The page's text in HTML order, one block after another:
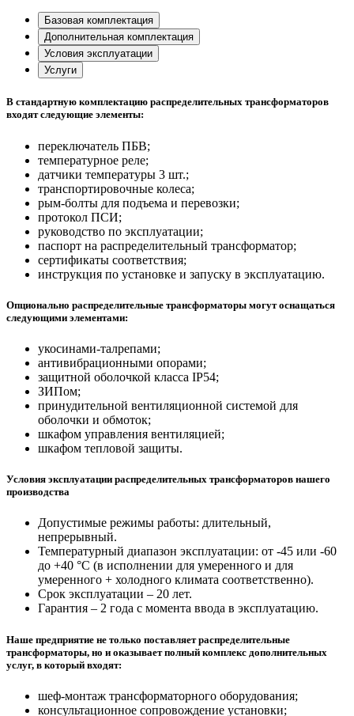
Базовая комплектация
Дополнительная комплектация
Условия эксплуатации
Услуги
В стандартную комплектацию распределительных трансформаторов
входят следующие элементы:
переключатель ПБВ;
температурное реле;
датчики температуры 3 шт.;
транспортировочные колеса;
рым-болты для подъема и перевозки;
протокол ПСИ;
руководство по эксплуатации;
паспорт на распределительный трансформатор;
сертификаты соответствия;
инструкция по установке и запуску в эксплуатацию.
Опционально распределительные трансформаторы могут оснащаться
следующими элементами:
укосинами-талрепами;
антивибрационными опорами;
защитной оболочкой класса IP54;
ЗИПом;
принудительной вентиляционной системой для
оболочки и обмоток;
шкафом управления вентиляцией;
шкафом тепловой защиты.
Условия эксплуатации распределительных трансформаторов нашего
производства
Допустимые режимы работы: длительный,
непрерывный.
Температурный диапазон эксплуатации: от -45 или -60
до +40 °С (в исполнении для умеренного и для
умеренного + холодного климата соответственно).
Срок эксплуатации – 20 лет.
Гарантия – 2 года с момента ввода в эксплуатацию.
Наше предприятие не только поставляет распределительные
трансформаторы, но и оказывает полный комплекс дополнительных
услуг, в который входят:
шеф-монтаж трансформаторного оборудования;
консультационное сопровождение установки;